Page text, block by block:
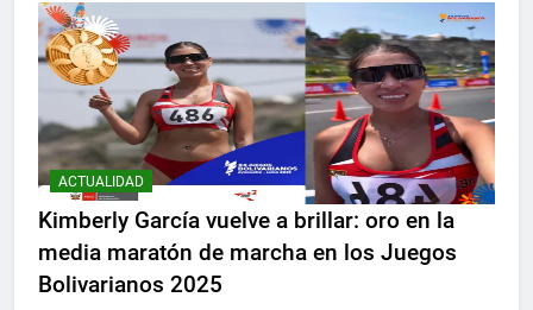
ACTUALIDAD
Kimberly García vuelve a brillar: oro en la
media maratón de marcha en los Juegos
Bolivarianos 2025